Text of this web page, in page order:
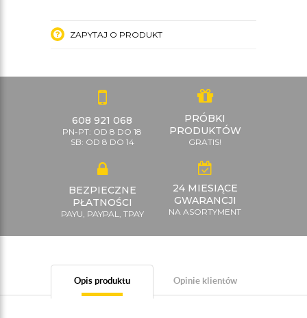
ZAPYTAJ O PRODUKT
608 921 068
PN-PT: OD 8 DO 18
SB: OD 8 DO 14
PRÓBKI
PRODUKTÓW
GRATIS!
BEZPIECZNE
PŁATNOŚCI
PAYU, PAYPAL, TPAY
24 MIESIĄCE
GWARANCJI
NA ASORTYMENT
Opis produktu Opinie klientów